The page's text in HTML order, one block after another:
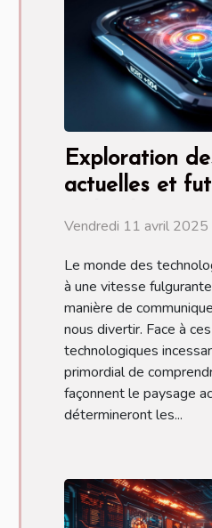
Exploration
actuelles et
Vendredi 11 avril
Le monde des
à une vitesse
manière de
nous divertir. Face à
technologiques
primordial de
façonnent le paysage
détermineront les...